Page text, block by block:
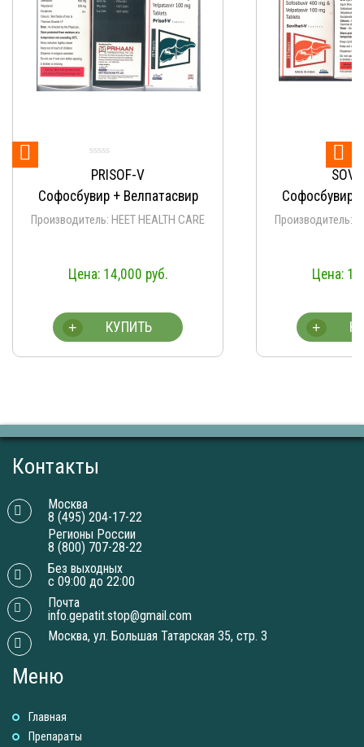
CARE
Софосбувир + Велпатасвир
Производитель: HEET HEALTH CARE
 
Контакты
Москва
8 (495) 204-17-22
Регионы России
8 (800) 707-28-22
Без выходных
с 09:00 до 22:00
Почта
info.gepatit.stop@gmail.com
Москва, ул. Большая Татарская 35, стр. 3
Меню
Главная
Препараты